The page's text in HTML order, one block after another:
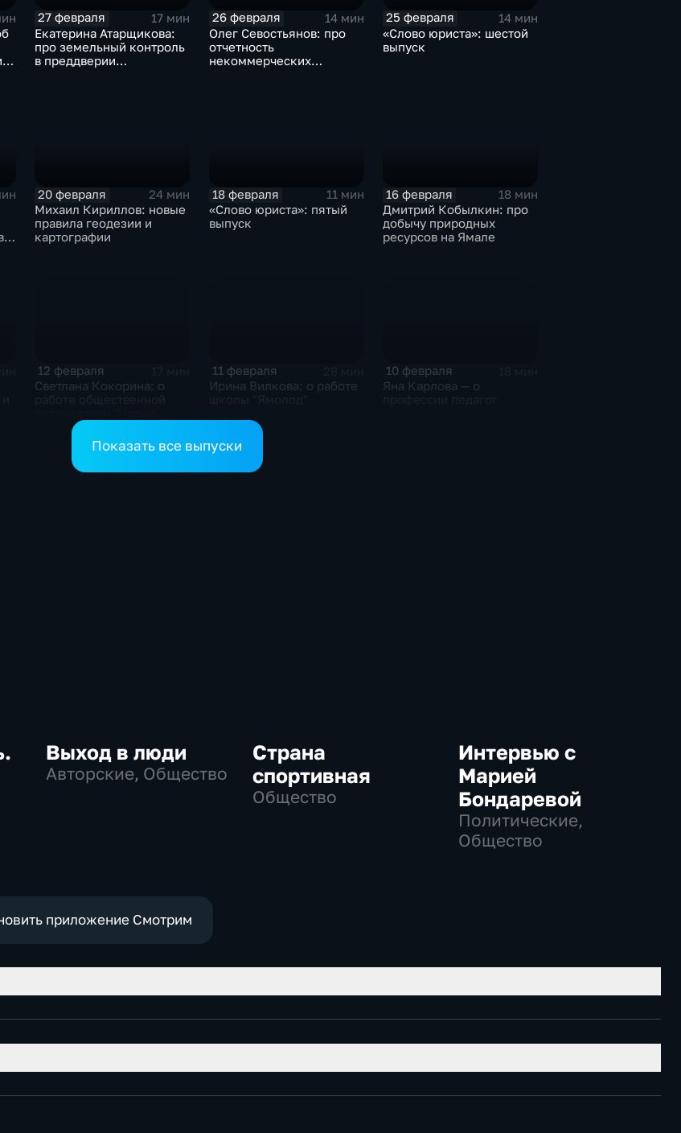
27 февраля
17 мин
Екатерина Атарщикова:
про земельный контроль
в преддверии
26 февраля
14 мин
Олег Севостьянов: про
отчетность
некоммерческих
25 февраля
14 мин
«Слово юриста»: шестой
выпуск
20 февраля
24 мин
Михаил Кириллов: новые
правила геодезии и
картографии
18 февраля
11 мин
«Слово юриста»: пятый
выпуск
16 февраля
18 мин
Дмитрий Кобылкин: про
добычу природных
ресурсов на Ямале
12 февраля
Светлана Кокорина: о
горизонты"
11 февраля
Ирина Вилкова: о работе
10 февраля
Яна Карлова — о
Показать все выпуски
Выход в люди
Авторские, Общество
Страна
спортивная
Общество
Интервью с
Марией
Бондаревой
Политические,
Общество
приложение Смотрим